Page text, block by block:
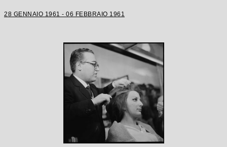
28 GENNAIO 1961 - 06 FEBBRAIO 1961